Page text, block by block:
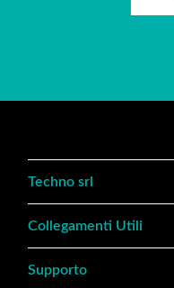
Techno srl
Collegamenti Utili
Supporto